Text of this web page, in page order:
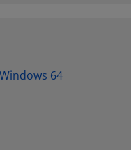
64